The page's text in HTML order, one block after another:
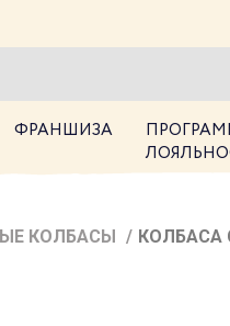
ФРАНШИЗА
КОЛБАСЫ / КОЛБАСА